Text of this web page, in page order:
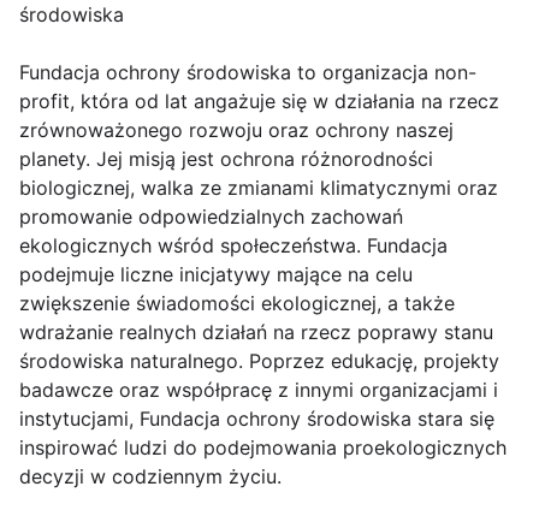
środowiska
Fundacja ochrony środowiska to organizacja non-
profit, która od lat angażuje się w działania na rzecz
zrównoważonego rozwoju oraz ochrony naszej
planety. Jej misją jest ochrona różnorodności
biologicznej, walka ze zmianami klimatycznymi oraz
promowanie odpowiedzialnych zachowań
ekologicznych wśród społeczeństwa. Fundacja
podejmuje liczne inicjatywy mające na celu
zwiększenie świadomości ekologicznej, a także
wdrażanie realnych działań na rzecz poprawy stanu
środowiska naturalnego. Poprzez edukację, projekty
badawcze oraz współpracę z innymi organizacjami i
instytucjami, Fundacja ochrony środowiska stara się
inspirować ludzi do podejmowania proekologicznych
decyzji w codziennym życiu.